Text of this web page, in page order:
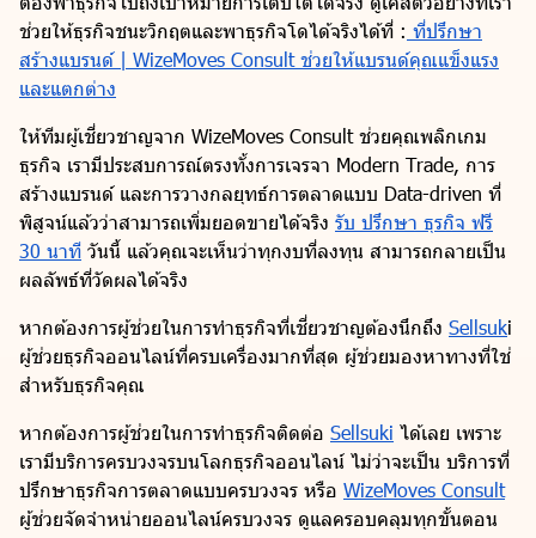
ช่วยให้ธุรกิจชนะวิกฤตและพาธุรกิจโดได้จริงได้ที่ : ที่ปรึกษา
สร้างแบรนด์ | WizeMoves Consult ช่วยให้แบรนด์คุณแข็งแรง
และแตกต่าง
ให้ทีมผู้เชี่ยวชาญจาก WizeMoves Consult ช่วยคุณพลิกเกม
ธุรกิจ เรามีประสบการณ์ตรงทั้งการเจรจา Modern Trade, การ
สร้างแบรนด์ และการวางกลยุทธ์การตลาดแบบ Data-driven ที่
พิสูจน์แล้วว่าสามารถเพิ่มยอดขายได้จริง รับ ปรึกษา ธุรกิจ ฟรี
30 นาที วันนี้ แล้วคุณจะเห็นว่าทุกงบที่ลงทุน สามารถกลายเป็น
ผลลัพธ์ที่วัดผลได้จริง
หากต้องการผู้ช่วยในการทำธุรกิจที่เชี่ยวชาญต้องนึกถึง Sellsuki
ผู้ช่วยธุรกิจออนไลน์ที่ครบเครื่องมากที่สุด ผู้ช่วยมองหาทางที่ใช่
สำหรับธุรกิจคุณ
หากต้องการผู้ช่วยในการทำธุรกิจติดต่อ Sellsuki ได้เลย เพราะ
เรามีบริการครบวงจรบนโลกธุรกิจออนไลน์ ไม่ว่าจะเป็น บริการที่
ปรึกษาธุรกิจการตลาดแบบครบวงจร หรือ WizeMoves Consult
ผู้ช่วยจัดจำหน่ายออนไลน์ครบวงจร ดูแลครอบคลุมทุกขั้นตอน